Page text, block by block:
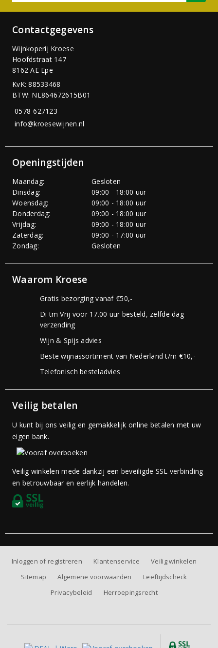
Contactgegevens
Wijnkoperij Kroese
Hoofdstraat 147
8162 AE Epe
KvK: 88533468
BTW: NL864672615B01
0578-627123
info@kroesewijnen.nl
Openingstijden
Maandag:
Gesloten
Dinsdag:
09:00 - 18:00 uur
Woensdag:
09:00 - 18:00 uur
Donderdag:
09:00 - 18:00 uur
Vrijdag:
09:00 - 18:00 uur
Zaterdag:
09:00 - 17:00 uur
Zondag:
Gesloten
Waarom Kroese
Gratis bezorging vanaf €50,-
Di tm Vrij voor 17.00 uur besteld, zelfde dag
verzending
Wijn & Spijs advies
Beste wijnassortiment van Nederland t/m €10,-
Telefonisch besteladvies
Veilig betalen
U kunt bij ons veilig en gemakkelijk online betalen met uw
eigen bank.
Veilig winkelen mede dankzij een beveiligde SSL verbinding
en betrouwbaar en eerlijk handelen.
Inloggen of registreren Klantenservice
Veilig winkelen
Sitemap
Algemene voorwaarden
Leeftijdscheck
Privacybeleid
Herroepingsrecht